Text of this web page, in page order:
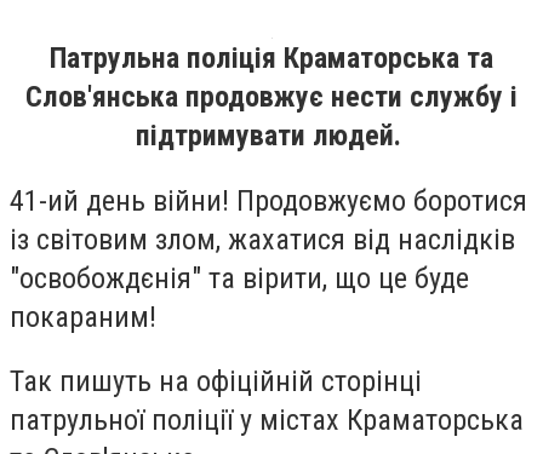
Патрульна поліція Краматорська та
Слов'янська продовжує нести службу і
підтримувати людей.
41-ий день війни! Продовжуємо боротися
із світовим злом, жахатися від наслідків
"освобождєнія" та вірити, що це буде
покараним!
Так пишуть на офіційній сторінці
патрульної поліції у містах Краматорська